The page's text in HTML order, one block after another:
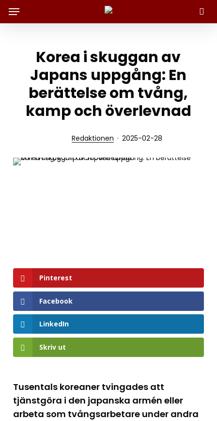
Sök
Menu
Korea i skuggan av
Japans uppgång: En
berättelse om tvång,
kamp och överlevnad
Redaktionen 2025-02-28
Pinterest
Facebook
LinkedIn
Skriv ut
Tusentals koreaner tvingades att
tjänstgöra i den japanska armén eller
arbeta som tvångsarbetare under andra